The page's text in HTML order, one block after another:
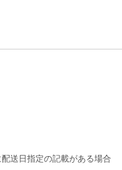
送日指定の記載がある場合